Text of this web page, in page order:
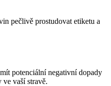
pečlivě prostudovat etiketu a
potenciální negativní dopady
vaší stravě.